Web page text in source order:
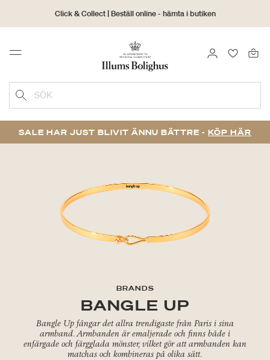
Click & Collect | Beställ online - hämta i butiken
30 dagars returrätt
Menu LOGGA IN
SÖK
SALE HAR JUST BLIVIT ÄNNU BÄTTRE - KÖP HÄR
BRANDS
BANGLE UP
Bangle Up fångar det allra trendigaste från Paris i sina
armband. Armbanden är emaljerade och finns både i
enfärgade och färgglada mönster, vilket gör att armbanden kan
matchas och kombineras på olika sätt.